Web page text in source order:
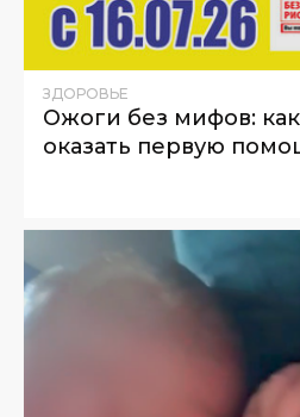
ЗДОРОВЬЕ
Ожоги без мифов:
оказать первую